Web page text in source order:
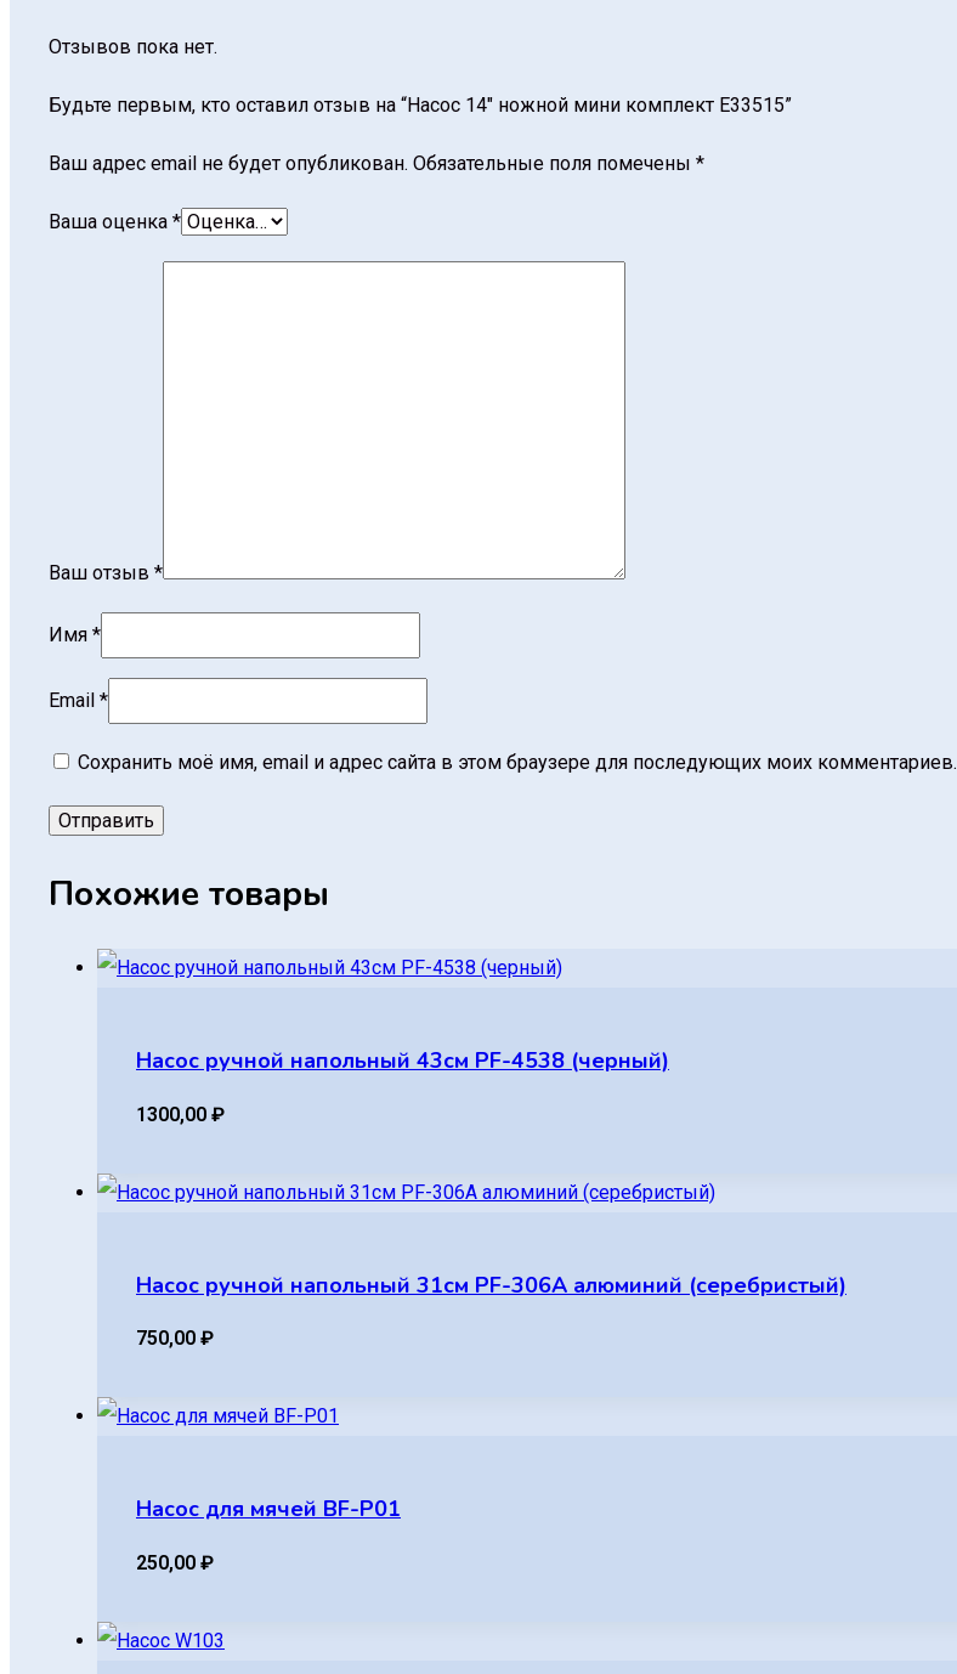
Отзывов пока нет.
Будьте первым, кто оставил отзыв на “Насос 14″ ножной мини комплект E33515”
Ваш адрес email не будет опубликован. Обязательные поля помечены *
Ваша оценка *
Ваш отзыв *
Имя *
Email *
Сохранить моё имя, email и адрес сайта в этом браузере для последующих моих комментариев.
Похожие товары
Насос ручной напольный 43см PF-4538 (черный)
1300,00 ₽
Насос ручной напольный 31см PF-306A алюминий (серебристый)
750,00 ₽
Насос для мячей BF-P01
250,00 ₽